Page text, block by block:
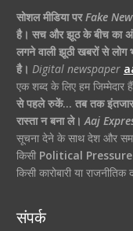
सोशल मीडिया पर Fake
है। सच और झूठ के बीच का
लगने वाली झूठी खबरों से लोग
है। Digital newspaper
एक शब्द के लिए हम जिम्मेदार
से पहले रुकें… तब तक इंतजार
रास्ता न बना ले। Aaj
सूचना देने के साथ देश और
किसी Political Pressure
किसी कारोबारी या
संपर्क